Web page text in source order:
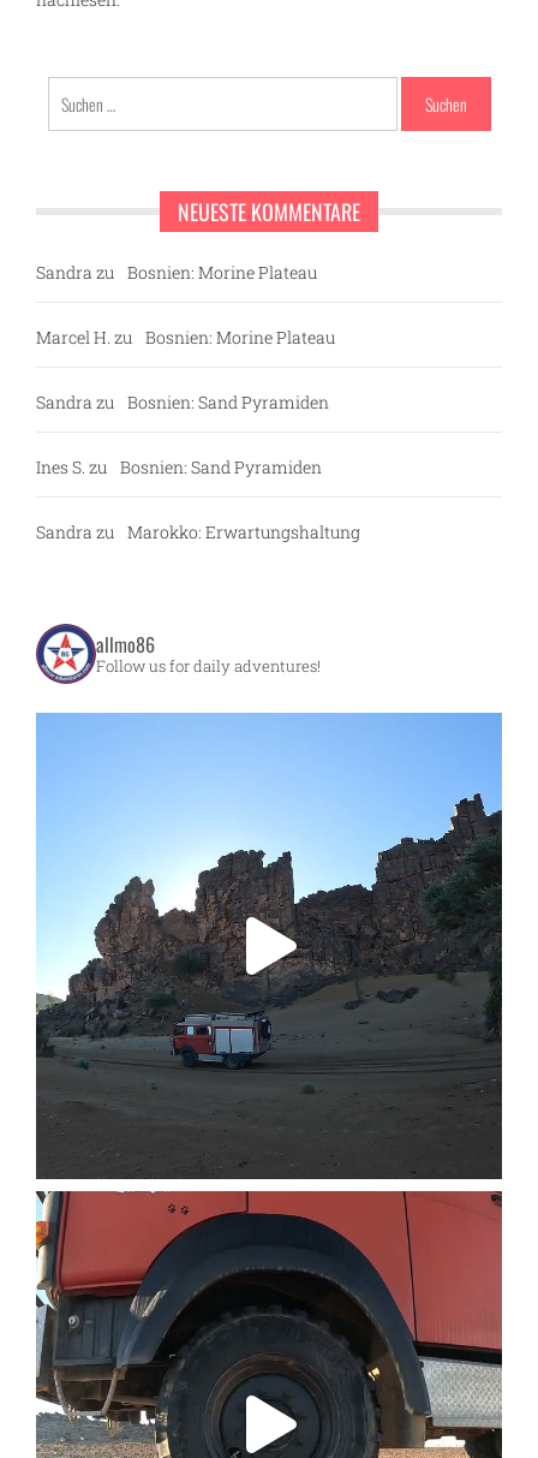
Suchen
nach:
NEUESTE KOMMENTARE
Sandra zu Bosnien: Morine Plateau
Marcel H. zu Bosnien: Morine Plateau
Sandra zu Bosnien: Sand Pyramiden
Ines S. zu Bosnien: Sand Pyramiden
Sandra zu Marokko: Erwartungshaltung
allmo86
Follow us for daily adventures!